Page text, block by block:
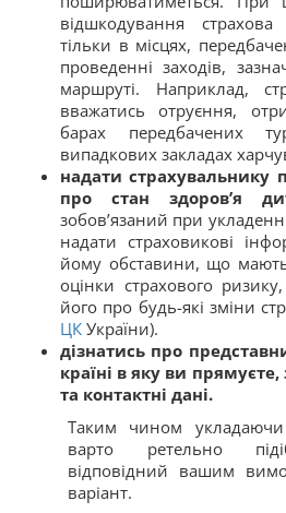
відшкодування
тільки в місцях,
проведенні заходів,
маршруті. Наприклад,
вважатись отруєння,
барах передбачених
випадкових закладах
надати страхувальнику
про стан здоров’я
зобов’язаний при
надати страховикові
йому обставини, що
оцінки страхового
його про будь-які зміни
ЦК України).
дізнатись про
країні в яку ви
та контактні дані.
Таким чином укладаючи
варто ретельно
відповідний вашим
варіант.